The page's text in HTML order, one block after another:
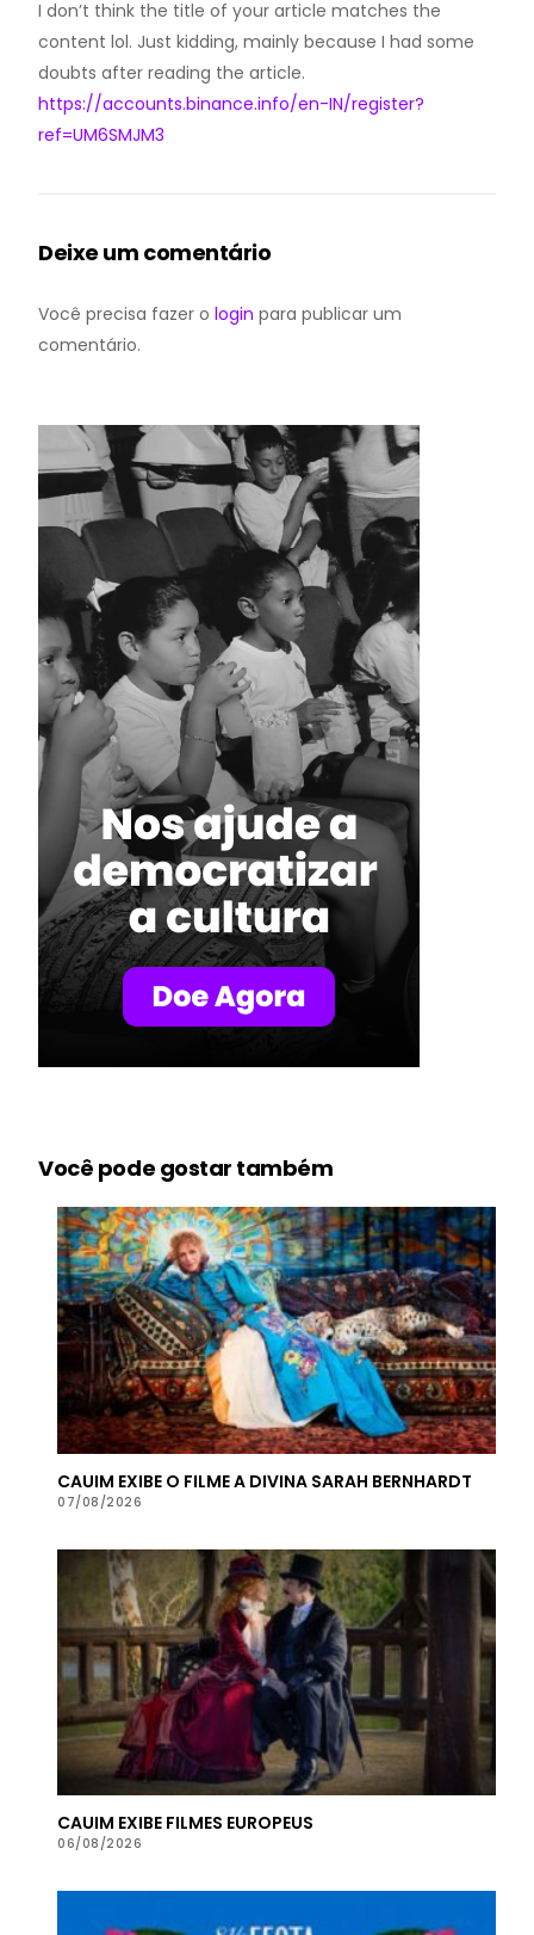
I don’t think the title of your article matches the
content lol. Just kidding, mainly because I had some
doubts after reading the article.
https://accounts.binance.info/en-IN/register?
ref=UM6SMJM3
Deixe um comentário
Você precisa fazer ologin para publicar um
comentário.
Você pode gostar também
CAUIM EXIBE O FILME A DIVINA SARAH BERNHARDT
07/08/2026
CAUIM EXIBE FILMES EUROPEUS
06/08/2026